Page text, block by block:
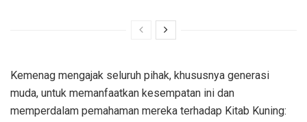
Kemenag mengajak seluruh pihak, khususnya generasi
muda, untuk memanfaatkan kesempatan ini dan
memperdalam pemahaman mereka terhadap Kitab Kuning: